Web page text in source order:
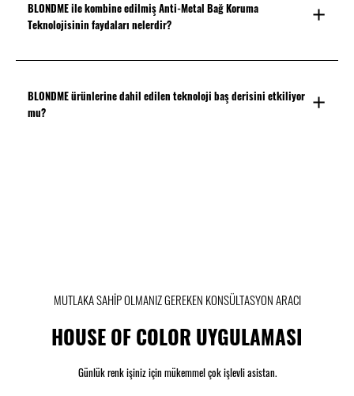
BLONDME ile kombine edilmiş Anti-Metal Bağ Koruma
Teknolojisinin faydaları nelerdir?
BLONDME ürünlerine dahil edilen teknoloji baş derisini etkiliyor
mu?
MUTLAKA SAHİP OLMANIZ GEREKEN KONSÜLTASYON ARACI
HOUSE OF COLOR UYGULAMASI
Günlük renk işiniz için mükemmel çok işlevli asistan.